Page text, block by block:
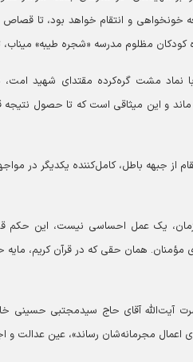
خونخواهی و انتقام خواهد بود، تا قصاص
مظلوم مدرسه «شجره طیبه» میناب،
با نماد مشت گره‌کرده مقتدای شهید
و این میثاقی است که تا حصول
از جبهه باطل، کامل‌کننده یکدیگر در
یک عمل احساسی نیست، این حکم
همان حقی که در قرآن کریم،
آیت‌الله آقای حاج سیدمجتبی حسینی
اعمال مجرمانه‌شان رساند»، عین